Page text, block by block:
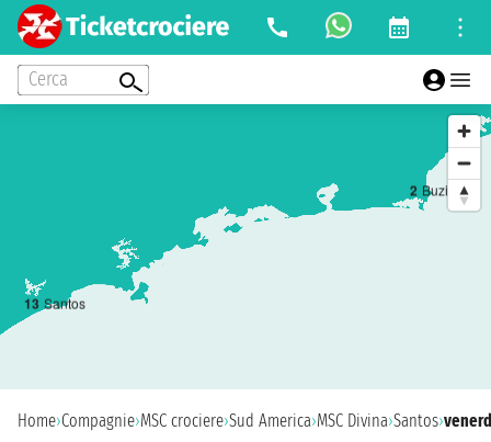
Cerca
13 Santos
2 Buzios
Home›Compagnie›MSC crociere›Sud America›MSC Divina›Santos›